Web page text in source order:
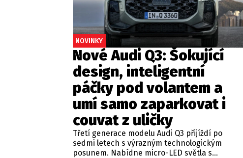
NOVINKY
Nové Audi Q3: Šokující
design, inteligentní
páčky pod volantem a
umí samo zaparkovat i
couvat z uličky
Třetí generace modelu Audi Q3 přijíždí po
sedmi letech s výrazným technologickým
posunem. Nabídne micro-LED světla s